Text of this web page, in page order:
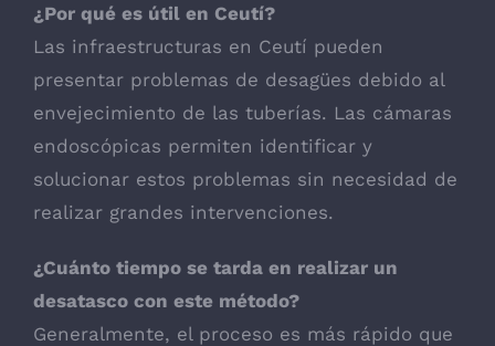
¿Por qué es útil en Ceutí?
Las infraestructuras en Ceutí pueden
presentar problemas de desagües debido al
envejecimiento de las tuberías. Las cámaras
endoscópicas permiten identificar y
solucionar estos problemas sin necesidad de
realizar grandes intervenciones.
¿Cuánto tiempo se tarda en realizar un
desatasco con este método?
Generalmente, el proceso es más rápido que